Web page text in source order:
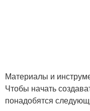
Материалы и
Чтобы начать
понадобятся